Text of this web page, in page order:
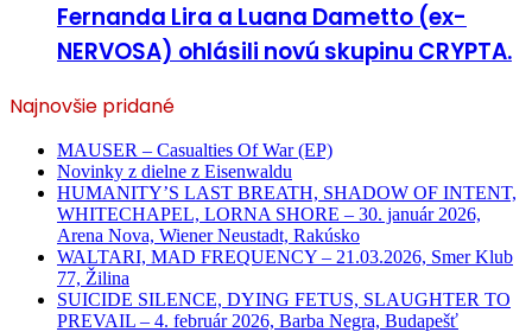
Fernanda Lira a Luana Dametto (ex-
NERVOSA) ohlásili novú skupinu CRYPTA.
Najnovšie pridané
MAUSER – Casualties Of War (EP)
Novinky z dielne z Eisenwaldu
HUMANITY’S LAST BREATH, SHADOW OF INTENT,
WHITECHAPEL, LORNA SHORE – 30. január 2026,
Arena Nova, Wiener Neustadt, Rakúsko
WALTARI, MAD FREQUENCY – 21.03.2026, Smer Klub
77, Žilina
SUICIDE SILENCE, DYING FETUS, SLAUGHTER TO
PREVAIL – 4. február 2026, Barba Negra, Budapešť